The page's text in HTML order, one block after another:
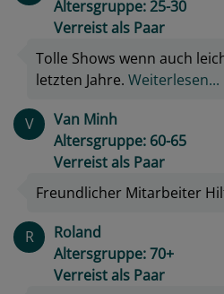
Altersgruppe: 25-30
Verreist als Paar
Tolle Shows wenn auch
letzten Jahre. Weiterlesen...
V
Van Minh
Altersgruppe: 60-65
Verreist als Paar
Freundlicher Mitarbeiter
R
Roland
Altersgruppe: 70+
Verreist als Paar